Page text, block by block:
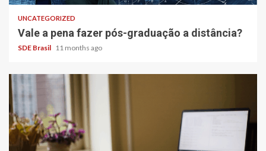
UNCATEGORIZED
Vale a pena fazer pós-graduação a distância?
SDE Brasil 11 months ago